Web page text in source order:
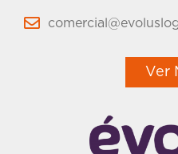
Ver